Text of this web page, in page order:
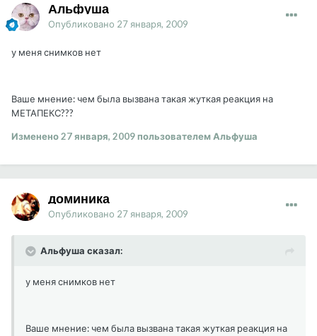
Альфуша
Опубликовано 27 января, 2009
у меня снимков нет
Ваше мнение: чем была вызвана такая жуткая реакция на
МЕТАПЕКС???
Изменено27 января, 2009пользователем Альфуша
доминика
Опубликовано 27 января, 2009
Альфуша сказал:
у меня снимков нет
Ваше мнение: чем была вызвана такая жуткая реакция на